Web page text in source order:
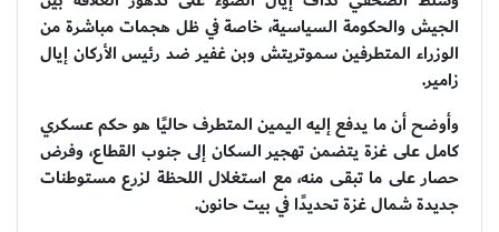
الجيش والحكومة السياسية، خاصة في ظل هجمات مباشرة من
الوزراء المتطرفين سموتريتش وبن غفير ضد رئيس الأركان إيال
زامير.
وأوضح أن ما يدفع إليه اليمين المتطرف حاليًا هو حكم عسكري
كامل على غزة يتضمن تهجير السكان إلى جنوب القطاع، وفرض
حصار على ما تبقى منه، مع استغلال اللحظة لزرع مستوطنات
جديدة شمال غزة تحديدًا في بيت حانون.